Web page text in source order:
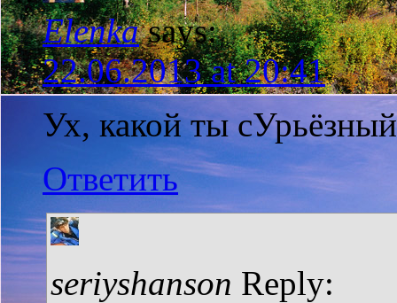
Elenka says:
22.06.2013 at 20:41
Ух, какой ты
Ответить
seriyshanson Reply: